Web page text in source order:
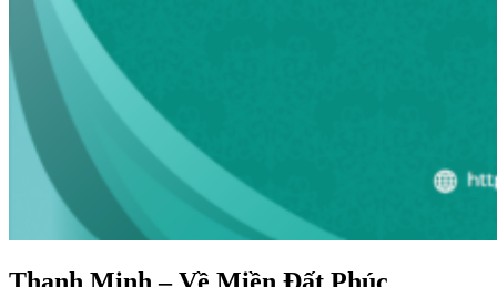
Thanh Minh – Về Miền Đất Phúc